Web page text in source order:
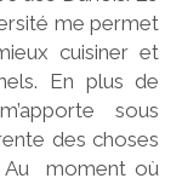
me permet
cuisiner et
En plus de
sous
des choses
Au moment où